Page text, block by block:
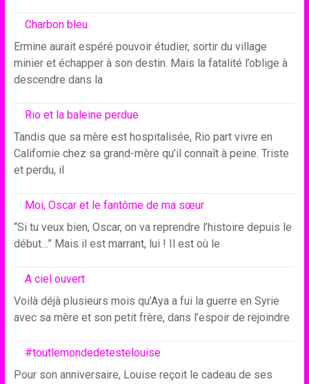
Charbon bleu
Ermine aurait espéré pouvoir étudier, sortir du village
minier et échapper à son destin. Mais la fatalité l’oblige à
descendre dans la
Rio et la baleine perdue
Tandis que sa mère est hospitalisée, Rio part vivre en
Californie chez sa grand-mère qu’il connaît à peine. Triste
et perdu, il
Moi, Oscar et le fantôme de ma sœur
“Si tu veux bien, Oscar, on va reprendre l’histoire depuis le
début…” Mais il est marrant, lui ! Il est où le
A ciel ouvert
Voilà déjà plusieurs mois qu’Aya a fui la guerre en Syrie
avec sa mère et son petit frère, dans l’espoir de rejoindre
#toutlemondedetestelouise
Pour son anniversaire, Louise reçoit le cadeau de ses